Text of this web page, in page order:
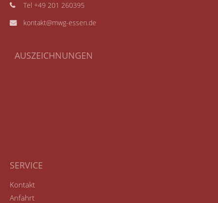
Tel +49 201 260395
kontakt@mwg-essen.de
AUSZEICHNUNGEN
SERVICE
Kontakt
Anfahrt